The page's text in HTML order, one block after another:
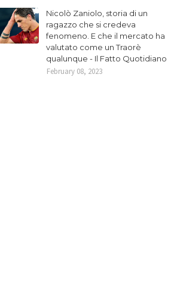
Nicolò Zaniolo, storia di un
ragazzo che si credeva
fenomeno. E che il mercato ha
valutato come un Traorè
qualunque - Il Fatto Quotidiano
February 08, 2023